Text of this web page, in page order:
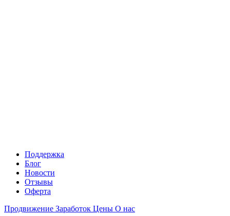
Поддержка
Блог
Новости
Отзывы
Оферта
Продвижение Заработок Цены О нас